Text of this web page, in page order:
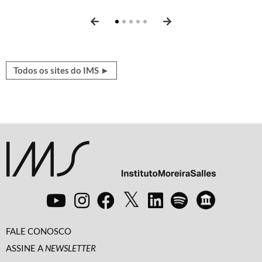
Todos os sites do IMS ►
FALE CONOSCO
ASSINE A NEWSLETTER